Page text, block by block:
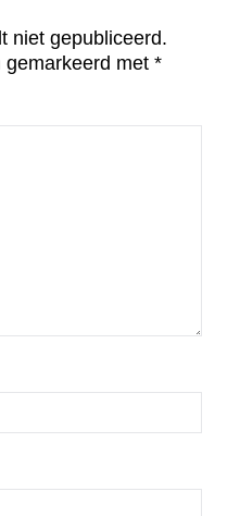
niet gepubliceerd.
gemarkeerd met *